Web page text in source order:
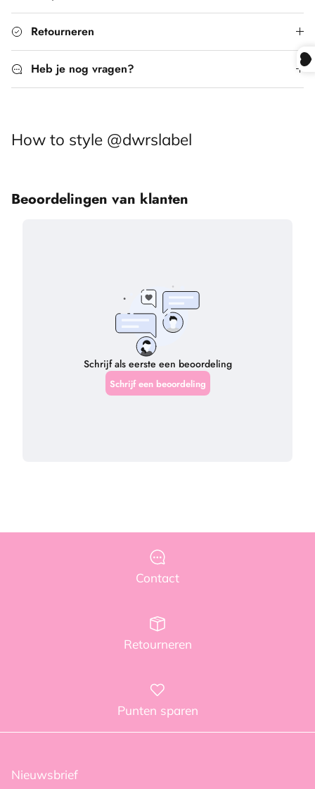
Retourneren
Heb je nog vragen?
How to style @dwrslabel
Contact
Retourneren
Punten sparen
Nieuwsbrief